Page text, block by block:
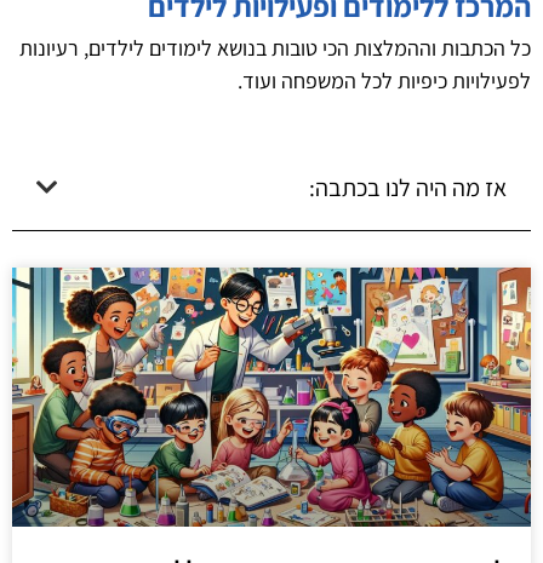
כל הכתבות וההמלצות הכי טובות בנושא לימודים לילדים, רעיונות
לפעילויות כיפיות לכל המשפחה ועוד.
אז מה היה לנו בכתבה: